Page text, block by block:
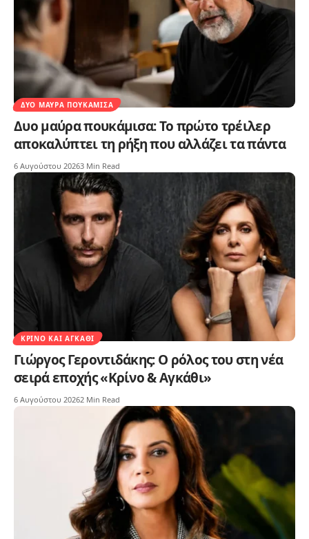
ΔΥΟ ΜΑΎΡΑ ΠΟΥΚΆΜΙΣΑ
Δυο μαύρα πουκάμισα: Το πρώτο τρέιλερ
αποκαλύπτει τη ρήξη που αλλάζει τα πάντα
6 Αυγούστου 20263 Min Read
ΚΡΊΝΟ ΚΑΙ ΑΓΚΆΘΙ
Γιώργος Γεροντιδάκης: Ο ρόλος του στη νέα
σειρά εποχής «Κρίνο & Αγκάθι»
6 Αυγούστου 20262 Min Read